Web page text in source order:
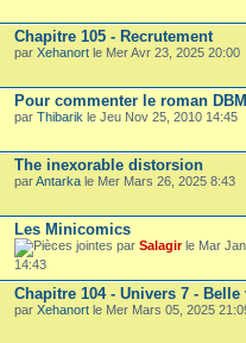
Chapitre 105 - Recrutement
par Xehanort le Mer Avr 23, 2025 20:00
Pour commenter le roman DBM
par Thibarik le Jeu Nov 25, 2010 14:45
The inexorable distorsion
parAntarka le Mer Mars 26, 2025 8:43
Les Minicomics
par Salagirle Mar
14:43
Chapitre 104 - Univers 7 -
par Xehanort le Mer Mars 05, 2025